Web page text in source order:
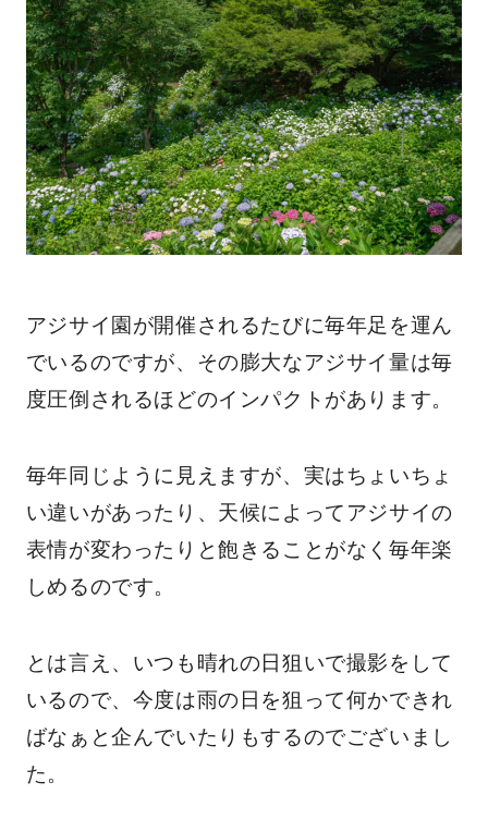
アジサイ園が開催されるたびに毎年足を運ん
でいるのですが、その膨大なアジサイ量は毎
度圧倒されるほどのインパクトがあります。
毎年同じように見えますが、実はちょいちょ
い違いがあったり、天候によってアジサイの
表情が変わったりと飽きることがなく毎年楽
しめるのです。
とは言え、いつも晴れの日狙いで撮影をして
いるので、今度は雨の日を狙って何かできれ
ばなぁと企んでいたりもするのでございまし
た。